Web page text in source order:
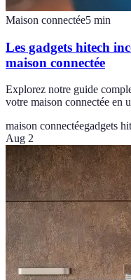
Maison connectée5 min
Les gadgets hitech
maison connectée
Explorez notre guide
votre maison connectée en
maison connectéegadgets
Aug 2